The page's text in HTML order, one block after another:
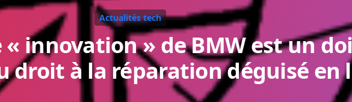
Actualités tech
« innovation » de BMW est un
droit à la réparation déguisé en